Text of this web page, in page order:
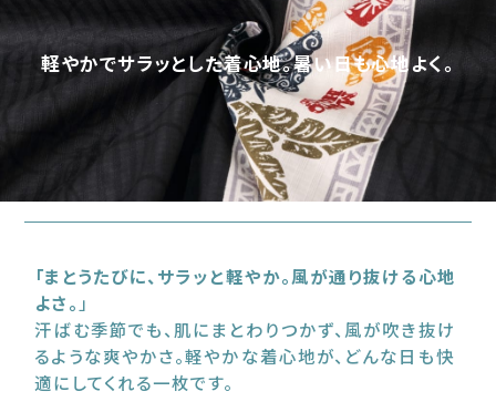
軽やかでサラッとした着心地。暑い日も心地よく。
「まとうたびに、サラッと軽やか。風が通り抜ける心地
よさ。 」
汗ばむ季節でも、肌にまとわりつかず、風が吹き抜け
るような爽やかさ。軽やかな着心地が、どんな日も快
適にしてくれる一枚です。